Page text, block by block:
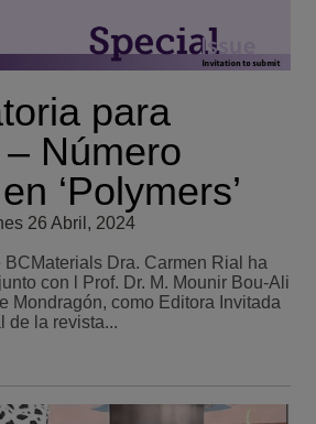
para
Número
‘Polymers’
26 Abril, 2024
BCMaterials Dra. Carmen Rial ha
con l Prof. Dr. M. Mounir Bou-Ali
Mondragón, como Editora Invitada
de la revista...